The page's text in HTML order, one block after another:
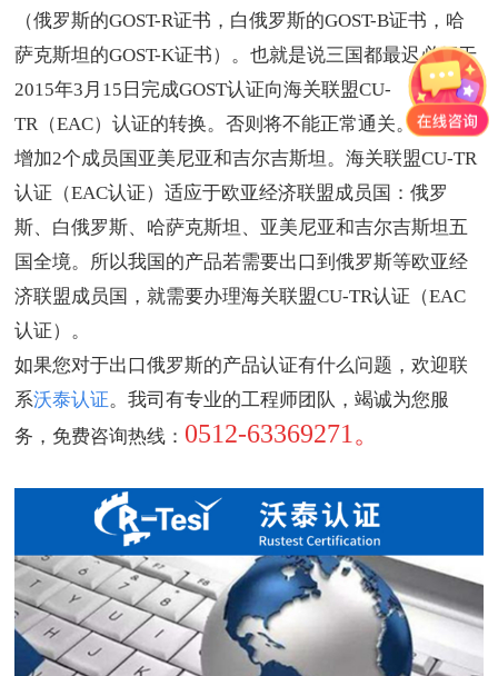
（俄罗斯的GOST-R证书，白俄罗斯的GOST-B证书，哈
萨克斯坦的GOST-K证书）。也就是说三国都最迟必须于
2015年3月15日完成GOST认证向海关联盟CU-
TR（EAC）认证的转换。否则将不能正常通关。最近又
增加2个成员国亚美尼亚和吉尔吉斯坦。海关联盟CU-TR
认证（EAC认证）适应于欧亚经济联盟成员国：俄罗
斯、白俄罗斯、哈萨克斯坦、亚美尼亚和吉尔吉斯坦五
国全境。所以我国的产品若需要出口到俄罗斯等欧亚经
济联盟成员国，就需要办理海关联盟CU-TR认证（EAC
认证）。
如果您对于出口俄罗斯的产品认证有什么问题，欢迎联
系沃泰认证。我司有专业的工程师团队，竭诚为您服
务，免费咨询热线： 0512-63369271。